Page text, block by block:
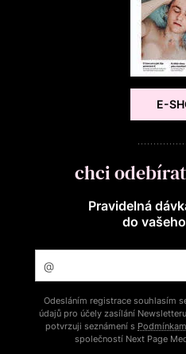
E-
chci
Pravidelná
do
Odesláním registrace souhlasím
údajů pro účely zasílání
potvrzuji seznámení s
společností Next Page